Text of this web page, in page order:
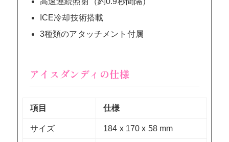
ICE冷却技術搭載
3種類のアタッチメント付属
アイスダンディの仕様
項目 仕様
サイズ 184 x 170 x 58 mm